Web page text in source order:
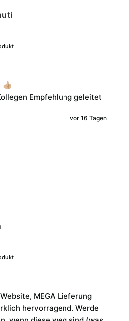
Empfehlung geleitet
vor 16 Tagen
MEGA Lieferung
hervorragend. Werde